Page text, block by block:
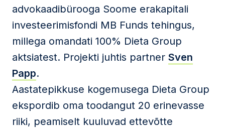
advokaadibürooga Soome erakapitali
investeerimisfondi MB Funds tehingus,
millega omandati 100% Dieta Group
aktsiatest. Projekti juhtis partner Sven
Papp.
Aastatepikkuse kogemusega Dieta Group
ekspordib oma toodangut 20 erinevasse
riiki, peamiselt kuuluvad ettevõtte